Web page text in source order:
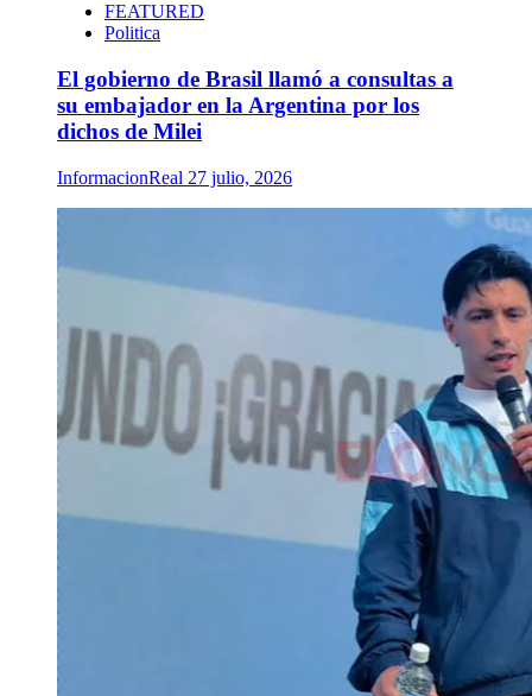
FEATURED
Politica
El gobierno de Brasil llamó a consultas a
su embajador en la Argentina por los
dichos de Milei
InformacionReal 27 julio, 2026